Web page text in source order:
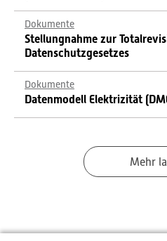
Dokumente
Stellungnahme zur
Datenschutzgesetzes
Dokumente
Datenmodell Elektrizität
Mehr